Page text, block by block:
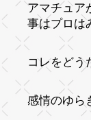
アマチュア
事はプロは
コレをどう
感情のゆら